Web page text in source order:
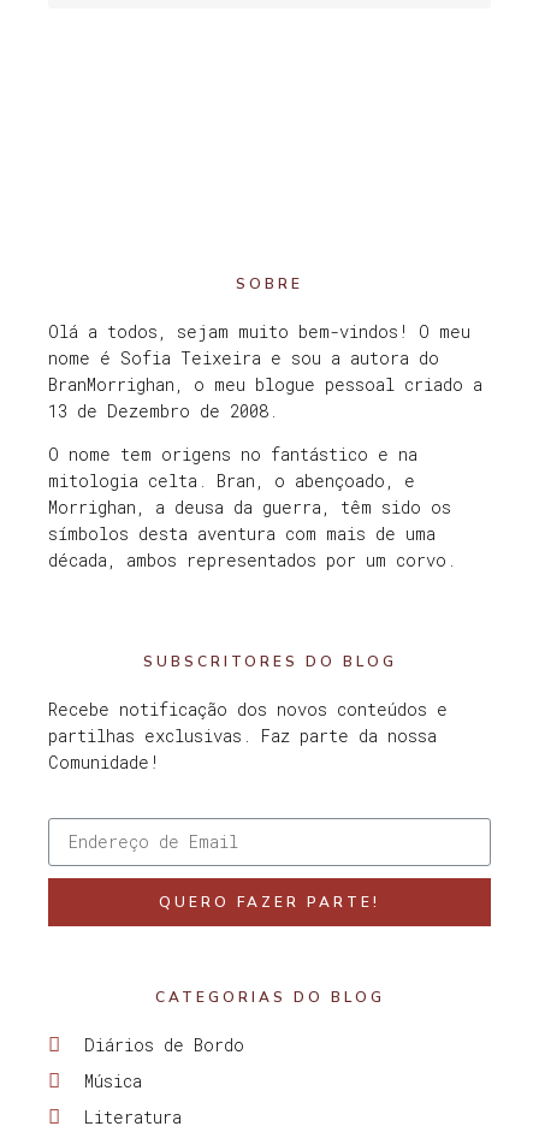
SOBRE
Olá a todos, sejam muito bem-vindos! O meu
nome é Sofia Teixeira e sou a autora do
BranMorrighan, o meu blogue pessoal criado a
13 de Dezembro de 2008.
O nome tem origens no fantástico e na
mitologia celta. Bran, o abençoado, e
Morrighan, a deusa da guerra, têm sido os
símbolos desta aventura com mais de uma
década, ambos representados por um corvo.
SUBSCRITORES DO BLOG
Recebe notificação dos novos conteúdos e
partilhas exclusivas. Faz parte da nossa
Comunidade!
QUERO FAZER PARTE!
CATEGORIAS DO BLOG
Diários de Bordo
Música
Literatura